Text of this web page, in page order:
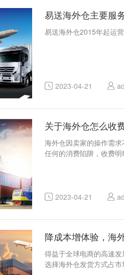
易送海外仓主要服
易送海外仓2015年起运
2023-04-21
关于海外仓怎么收
海外仓因卖家的操作需
任何的消费陷阱，收费
2023-04-21
降成本增体验，海
得益于全球电商的高速
选择海外仓发货方式占